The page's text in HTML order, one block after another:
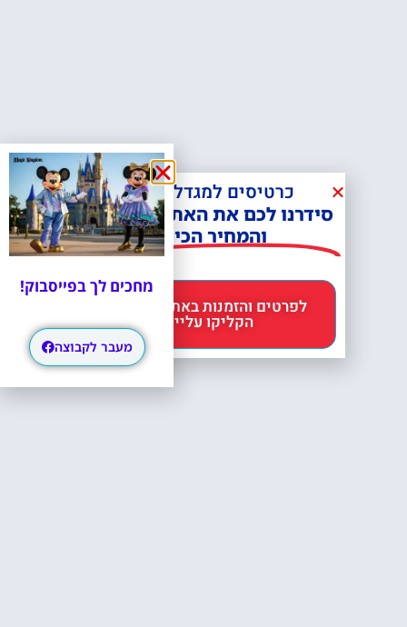
כרטיסים למגדל אייפל?
סידרנו לכם את האתר הכי אמין -
והמחיר הכי זול!
הקליקו עליי 😊
מחכים לך בפייסבוק!
מעבר לקבוצה